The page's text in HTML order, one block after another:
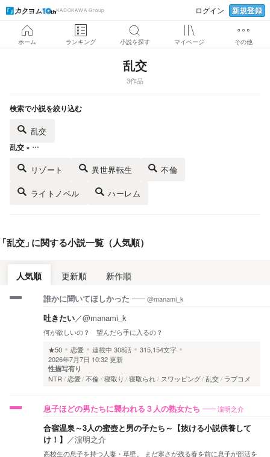
KADOKAWA Group ログイン 新規登録
ホーム ランキング 小説を探す マイページ その他
乱交
3作品
検索で小説を絞り込む
乱交
乱交 × …
リゾート 異世界転生 不倫
ライトノベル ハーレム
乱交 」に関する小説一覧（人気順）
人気順 更新順 新作順
誰かに聞いてほしかった @manami_k
吐きたい／@manami_k
何が欲しいの？ 望んだら手に入るの？
★50
恋愛 連載中 308話
315,154文字
2026年7月7日 10:32 更新
性描写有り
NTR 恋愛 不倫 寝取り 寝取られ スワッピング 乱交 ラブコメ
息子ほどの男たちに襲われる３人の熟女たち 濵明之介
合宿温泉～3人の蜜壺と男の子たち～【抜ける小説供養して
け！】 ／濵明之介
高校生の息子を持つ人妻・草壁。 まだ寒さが残る春を前に息子が部活を